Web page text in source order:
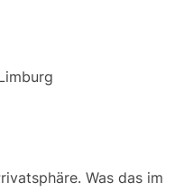
Was das im